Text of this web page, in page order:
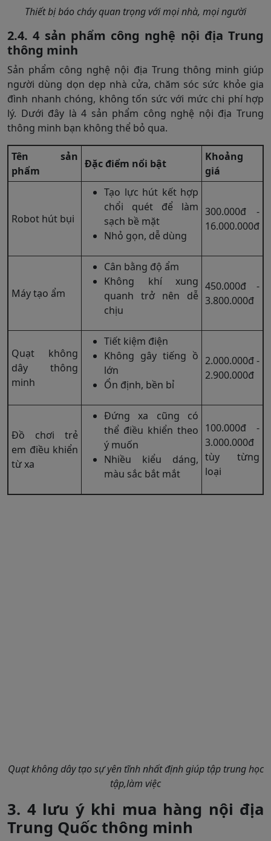
Thiết bị báo cháy quan trọng với mọi nhà, mọi người
2.4. 4 sản phẩm công nghệ nội địa Trung
thông minh
Sản phẩm công nghệ nội địa Trung thông minh giúp
người dùng dọn dẹp nhà cửa, chăm sóc sức khỏe gia
đình nhanh chóng, không tốn sức với mức chi phí hợp
lý. Dưới đây là 4 sản phẩm công nghệ nội địa Trung
thông minh bạn không thể bỏ qua.
Tên sản
phẩm
Đặc điểm nổi bật
Khoảng
giá
Robot hút bụi
Tạo lực hút kết hợp
chổi quét để làm
sạch bề mặt
Nhỏ gọn, dễ dùng
300.000đ -
16.000.000đ
Máy tạo ẩm
Cân bằng độ ẩm
Không khí xung
quanh trở nên dễ
chịu
450.000đ -
3.800.000đ
Quạt không
dây thông
minh
Tiết kiệm điện
Không gây tiếng ồ
lớn
Ổn định, bền bỉ
2.000.000đ -
2.900.000đ
Đồ chơi trẻ
em điều khiển
từ xa
Đứng xa cũng có
thể điều khiển theo
ý muốn
Nhiều kiểu dáng,
màu sắc bắt mắt
100.000đ -
3.000.000đ
tùy từng
loại
Quạt không dây tạo sự yên tĩnh nhất định giúp tập trung học
tập,làm việc
3. 4 lưu ý khi mua hàng nội địa
Trung Quốc thông minh